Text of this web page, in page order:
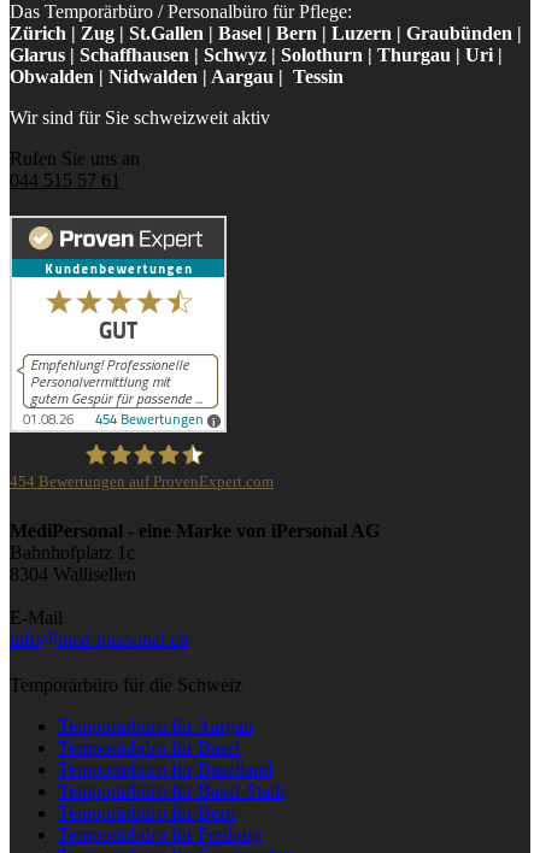
Das Temporärbüro / Personalbüro für Pflege:
Zürich | Zug | St.Gallen | Basel | Bern | Luzern | Graubünden |
Glarus | Schaffhausen | Schwyz | Solothurn | Thurgau | Uri |
Obwalden | Nidwalden | Aargau | Tessin
Wir sind für Sie schweizweit aktiv
Rufen Sie uns an
044 515 57 61
iPersonal
454 Bewertungen auf ProvenExpert.com
MediPersonal - eine Marke von iPersonal AG
Bahnhofplatz 1c
8304 Wallisellen
E-Mail
info@med-ipersonal.ch
Temporärbüro für die Schweiz
Temporärbüro für Aargau
Temporärbüro für Basel
Temporärbüro für Baselland
Temporärbüro für Basel-Stadt
Temporärbüro für Bern
Temporärbüro für Freiburg